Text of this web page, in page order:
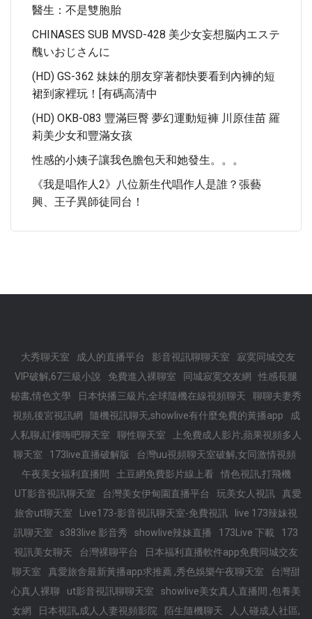
醫生：不是雙胞胎
CHINASES SUB MVSD-428 美少女妄想脳内エステ
醜いおじさんに
(HD) GS-362 妹妹的朋友穿著都快要看到內褲的短
裙到家裡玩！[有碼高清中
(HD) OKB-083 豐滿巨臀 夢幻運動短褲 川原佳苗 羅
莉美少女和豐滿女孩
性感的小姨子讓我色膽包天和她發生。。。
《我是唱作人2》八位新生代唱作人是誰？張藝
興、王子異師徒同台！
大秀聊天室 成人的直播平台 影音視訊聊聊天室
寂寞同城交友
VIP破解,67三級小說
免費進入裸聊室 同城寂寞交友網
性感長腿
秘書,情色文學
日本快播三級片,全球隨機在線視頻聊天
聊聊夫妻秀
視頻,後宮視訊網
隨機視訊聊天,showlive有什麼免費的黃播app
成
人私聊,紅樓嗨吧聊天室
聊性聊天室
上免費成人影片,蘋果視頻多人
聊天室
173live直播破解版
台灣uu視頻聊天室破解,女同激情視頻
午夜美女福利直播間
土豆網免費影片線上看
情色視訊,打飛機
UT影音視訊聊天室
台灣美女伊甸園直播平台 玩美女人視訊
真愛
旅舍ut聊天室
Live173-影音視訊聊天室-免費視訊
live 173辣妹視
訊聊天室
s383live 影音秀 showlive辣妹直播 173Live 下載
173
視訊美女聊天
台灣裸聊平台
日本福利直播軟件app免費同城交友
聊天室
真愛旅舍最新黃播app求推薦 ,秀色娛樂午夜聊天室
台灣甜
心真人裸聊
ut影音視訊聊聊天室
showlive美女真人直播間 ,包養美
女網
日本視訊,成人人妻視頻影院 陌生隨機聊天 人人碰成人社區,